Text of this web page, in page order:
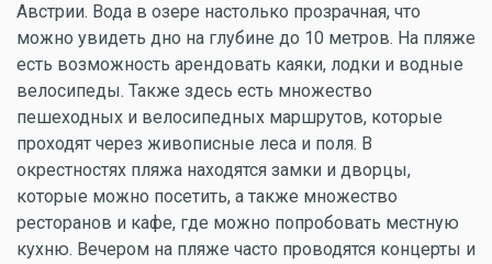
Австрии. Вода в озере настолько прозрачная, что
можно увидеть дно на глубине до 10 метров. На пляже
есть возможность арендовать каяки, лодки и водные
велосипеды. Также здесь есть множество
пешеходных и велосипедных маршрутов, которые
проходят через живописные леса и поля. В
окрестностях пляжа находятся замки и дворцы,
которые можно посетить, а также множество
ресторанов и кафе, где можно попробовать местную
кухню. Вечером на пляже часто проводятся концерты и